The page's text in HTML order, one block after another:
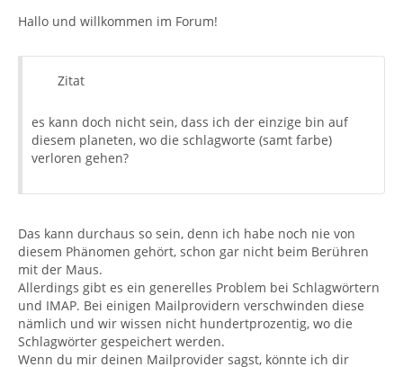
Hallo und willkommen im Forum!
Zitat
es kann doch nicht sein, dass ich der einzige bin auf
diesem planeten, wo die schlagworte (samt farbe)
verloren gehen?
Das kann durchaus so sein, denn ich habe noch nie von
diesem Phänomen gehört, schon gar nicht beim Berühren
mit der Maus.
Allerdings gibt es ein generelles Problem bei Schlagwörtern
und IMAP. Bei einigen Mailprovidern verschwinden diese
nämlich und wir wissen nicht hundertprozentig, wo die
Schlagwörter gespeichert werden.
Wenn du mir deinen Mailprovider sagst, könnte ich dir